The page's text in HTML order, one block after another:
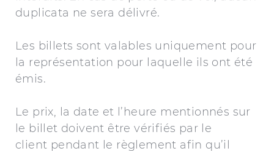
duplicata ne sera délivré.
Les billets sont valables uniquement pour
la représentation pour laquelle ils ont été
émis.
Le prix, la date et l’heure mentionnés sur
le billet doivent être vérifiés par le
client pendant le règlement afin qu’il